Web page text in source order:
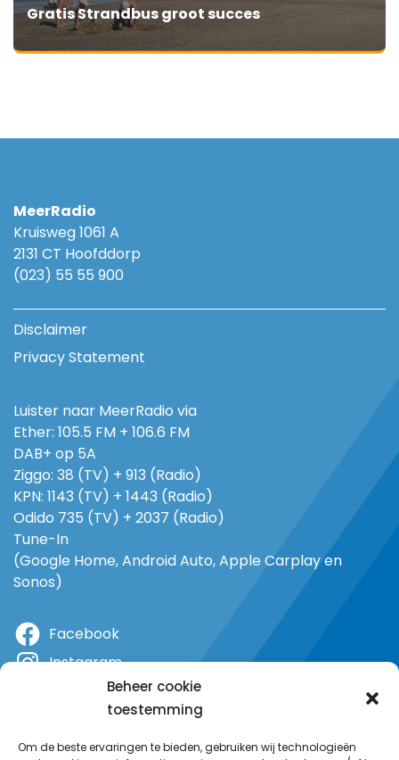
Beheer cookie
toestemming
Om de beste ervaringen te bieden, gebruiken wij technologieën
Gratis Strandbus groot succes
MeerRadio
Kruisweg 1061 A
2131 CT Hoofddorp
(023) 55 55 900
Disclaimer
Privacy Statement
Luister naar MeerRadio via
Ether: 105.5 FM + 106.6 FM
DAB+ op 5A
Ziggo: 38 (TV) + 913 (Radio)
KPN: 1143 (TV) + 1443 (Radio)
Odido 735 (TV) + 2037 (Radio)
Tune-In
(Google Home, Android Auto, Apple Carplay en
Sonos)
Facebook
Instagram
YouTube